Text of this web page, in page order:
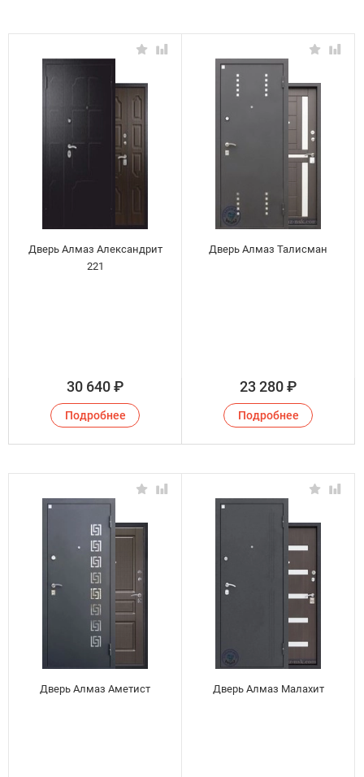
Дверь Алмаз Александрит
221
30 640₽
Подробнее
Дверь Алмаз Талисман
23 280₽
Подробнее
Дверь Алмаз Аметист Дверь Алмаз Малахит